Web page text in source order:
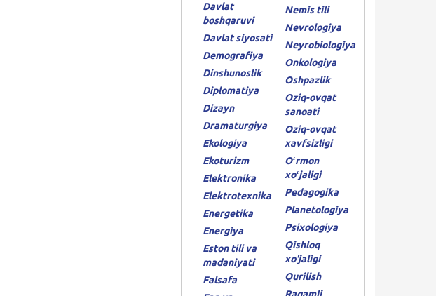
Davlat
boshqaruvi
Davlat siyosati
Demografiya
Dinshunoslik
Diplomatiya
Dizayn
Dramaturgiya
Ekologiya
Ekoturizm
Elektronika
Elektrotexnika
Energetika
Energiya
Eston tili va
madaniyati
Falsafa
Nemis tili
Nevrologiya
Neyrobiologiya
Onkologiya
Oshpazlik
Oziq-ovqat
sanoati
Oziq-ovqat
xavfsizligi
Oʻrmon
xoʻjaligi
Pedagogika
Planetologiya
Psixologiya
Qishloq
xo'jaligi
Qurilish